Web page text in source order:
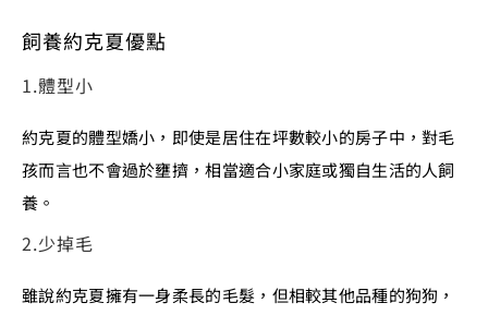
飼養約克夏優點
1.體型小
約克夏的體型嬌小，即使是居住在坪數較小的房子中，對毛
孩而言也不會過於壅擠，相當適合小家庭或獨自生活的人飼
養。
2.少掉毛
雖說約克夏擁有一身柔長的毛髮，但相較其他品種的狗狗，